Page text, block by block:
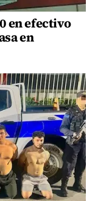
en efectivo
en